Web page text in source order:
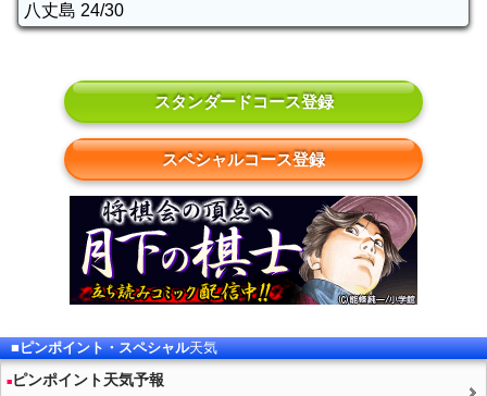
八丈島 24/30
スタンダードコース登録
スペシャルコース登録
■ピンポイント・スペシャル天気
ピンポイント天気予報